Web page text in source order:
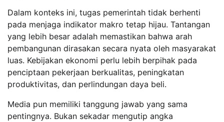
Dalam konteks ini, tugas pemerintah tidak berhenti
pada menjaga indikator makro tetap hijau. Tantangan
yang lebih besar adalah memastikan bahwa arah
pembangunan dirasakan secara nyata oleh masyarakat
luas. Kebijakan ekonomi perlu lebih berpihak pada
penciptaan pekerjaan berkualitas, peningkatan
produktivitas, dan perlindungan daya beli.
Media pun memiliki tanggung jawab yang sama
pentingnya. Bukan sekadar mengutip angka